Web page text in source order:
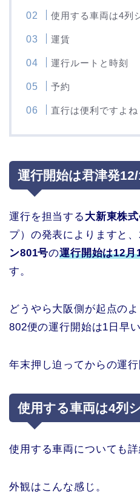
使用する車両は4列
運賃
運行ルートと時刻
予約
直行は便利ですよね
運行開始は君津発
運行を担当する 大新東株
プ）の発表によりますと
ン801号の運行開始は12月
す。
どうやら大阪側が起点の
802便の運行開始は1日早
年末押し迫ってからの運行
使用する車両は4列
使用する車両についても
外観はこんな感じ。